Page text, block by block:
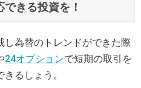
きる投資を！
為替のトレンドができた際
24オプションで短期の取引を
るしょう。